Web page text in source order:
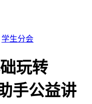
学生分会
玩转
手公益讲